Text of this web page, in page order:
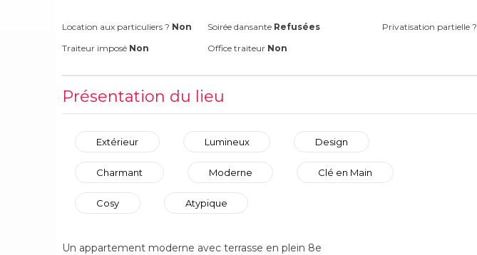
Location aux particuliers ? Non Soirée dansante Refusées Privatisation partielle ?
Traiteur imposé Non Office traiteur Non
Présentation du lieu
Extérieur Lumineux Design
Charmant Moderne Clé en Main
Cosy Atypique
Un appartement moderne avec terrasse en plein 8e